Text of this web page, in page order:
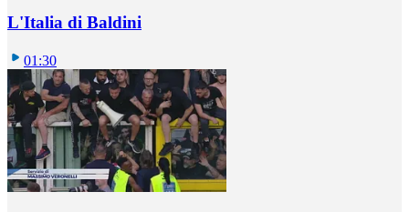
L'Italia di Baldini
01:30